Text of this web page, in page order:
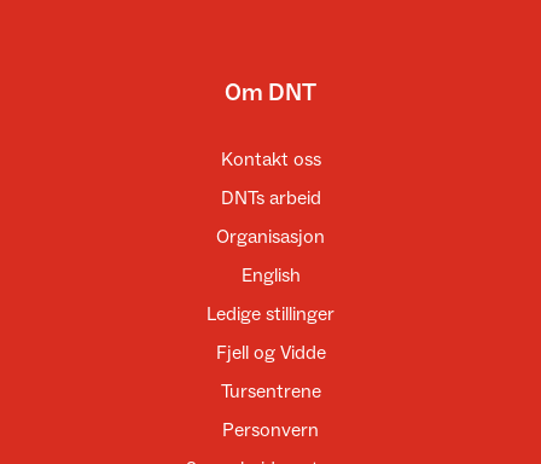
Om DNT
Kontakt oss
DNTs arbeid
Organisasjon
English
Ledige stillinger
Fjell og Vidde
Tursentrene
Personvern